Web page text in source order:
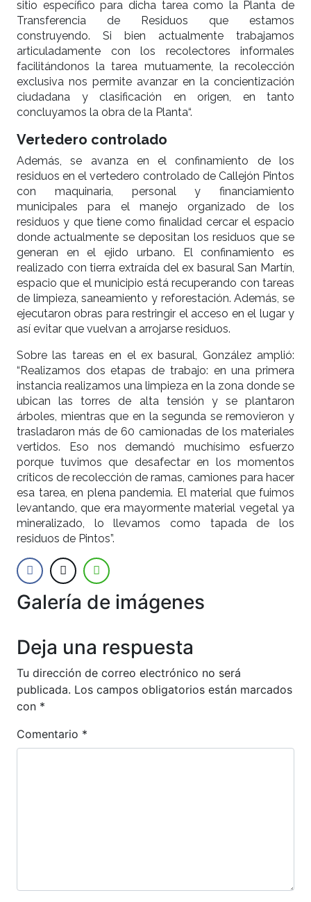
sitio específico para dicha tarea como la Planta de
Transferencia de Residuos que estamos
construyendo. Si bien actualmente trabajamos
articuladamente con los recolectores informales
facilitándonos la tarea mutuamente, la recolección
exclusiva nos permite avanzar en la concientización
ciudadana y clasificación en origen, en tanto
concluyamos la obra de la Planta“.
Vertedero controlado
Además, se avanza en el confinamiento de los
residuos en el vertedero controlado de Callejón Pintos
con maquinaria, personal y financiamiento
municipales para el manejo organizado de los
residuos y que tiene como finalidad cercar el espacio
donde actualmente se depositan los residuos que se
generan en el ejido urbano. El confinamiento es
realizado con tierra extraída del ex basural San Martín,
espacio que el municipio está recuperando con tareas
de limpieza, saneamiento y reforestación. Además, se
ejecutaron obras para restringir el acceso en el lugar y
así evitar que vuelvan a arrojarse residuos.
Sobre las tareas en el ex basural, González amplió:
“Realizamos dos etapas de trabajo: en una primera
instancia realizamos una limpieza en la zona donde se
ubican las torres de alta tensión y se plantaron
árboles, mientras que en la segunda se removieron y
trasladaron más de 60 camionadas de los materiales
vertidos. Eso nos demandó muchísimo esfuerzo
porque tuvimos que desafectar en los momentos
críticos de recolección de ramas, camiones para hacer
esa tarea, en plena pandemia. El material que fuimos
levantando, que era mayormente material vegetal ya
mineralizado, lo llevamos como tapada de los
residuos de Pintos”.
Galería de imágenes
Deja una respuesta
Tu dirección de correo electrónico no será
publicada. Los campos obligatorios están marcados
con *
Comentario *